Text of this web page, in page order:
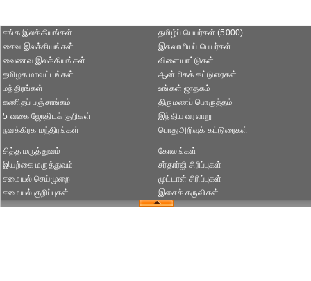
சங்க இலக்கியங்கள்
சைவ இலக்கியங்கள்
வைணவ இலக்கியங்கள்
தமிழக மாவட்டங்கள்
தமிழ்ப் பெயர்கள் (5000)
இசுலாமியப் பெயர்கள்
விளையாட்டுகள்
ஆன்மிகக் கட்டுரைகள்
மந்திரங்கள்
கணிதப் பஞ்சாங்கம்
5 வகை ஜோதிடக் குறிகள்
நவக்கிரக மந்திரங்கள்
உங்கள் ஜாதகம்
திருமணப் பொருத்தம்
இந்திய வரலாறு
பொதுஅறிவுக் கட்டுரைகள்
சித்த மருத்துவம்
இயற்கை மருத்துவம்
சமையல் செய்முறை
சமையல் குறிப்புகள்
கோலங்கள்
சர்தார்ஜி சிரிப்புகள்
முட்டாள் சிரிப்புகள்
இசைக் கருவிகள்